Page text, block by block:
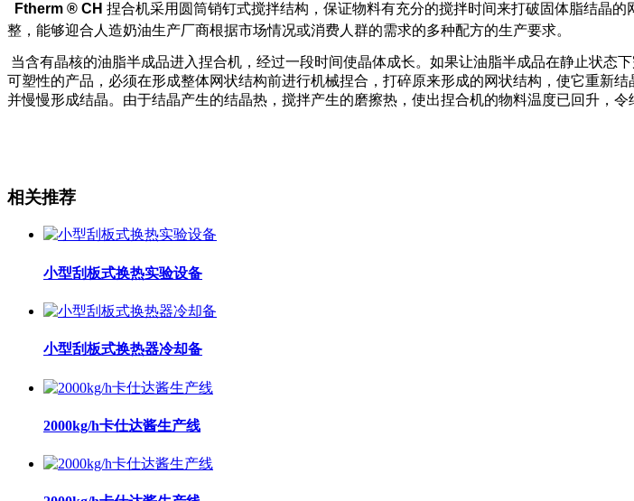
Ftherm ® CH 捏合机采用圆筒销钉式搅拌结构，保证物料有充分的搅拌时间来打破固体脂结晶
整，能够迎合人造奶油生产厂商根据市场情况或消费人群的需求的多种配方的生产要求。
当含有晶核的油脂半成品进入捏合机，经过一段时间使晶体成长。如果让油脂半成品在静止状
可塑性的产品，必须在形成整体网状结构前进行机械捏合，打碎原来形成的网状结构，使它重新
并慢慢形成结晶。由于结晶产生的结晶热，搅拌产生的磨擦热，使出捏合机的物料温度已回升，令
相关推荐
小型刮板式换热实验设备
小型刮板式换热器冷却备
2000kg/h卡仕达酱生产线